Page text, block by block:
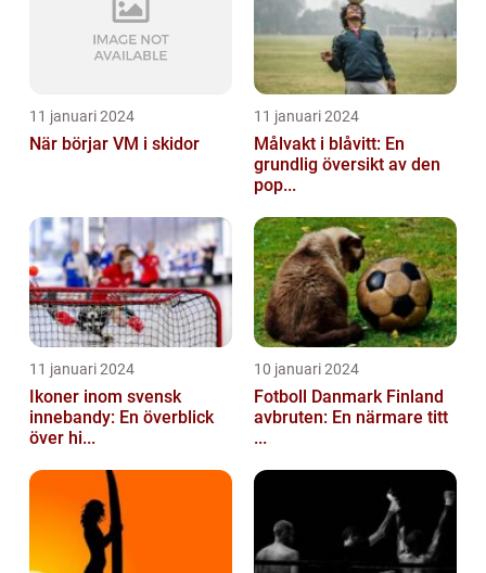
11 januari 2024
När börjar VM i skidor
11 januari 2024
Målvakt i blåvitt: En
grundlig översikt av den
pop...
11 januari 2024
Ikoner inom svensk
innebandy: En överblick
över hi...
10 januari 2024
Fotboll Danmark Finland
avbruten: En närmare titt
...